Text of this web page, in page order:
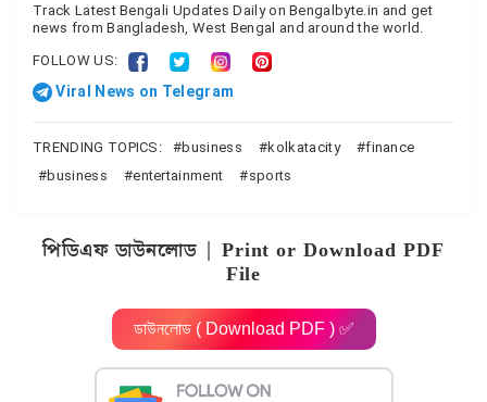
Track Latest Bengali Updates Daily on Bengalbyte.in and get
news from Bangladesh, West Bengal and around the world.
FOLLOW US:
Viral News on Telegram
TRENDING TOPICS: business kolkatacity
finance
business
entertainment sports
পিডিএফ ডাউনলোড | Print or Download PDF
File
ডাউনলোড ( Download PDF ) ✅